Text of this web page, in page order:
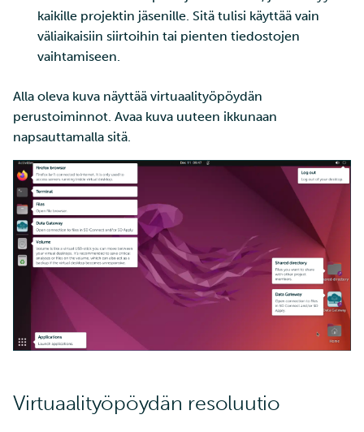
kaikille projektin jäsenille. Sitä tulisi käyttää vain
väliaikaisiin siirtoihin tai pienten tiedostojen
vaihtamiseen.
Alla oleva kuva näyttää virtuaalityöpöydän
perustoiminnot. Avaa kuva uuteen ikkunaan
napsauttamalla sitä.
Virtuaalityöpöydän resoluutio